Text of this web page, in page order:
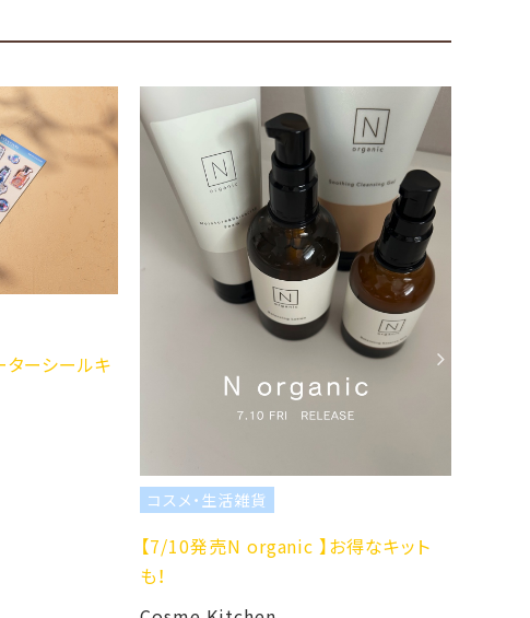
キ
コスメ・生活雑貨
【7/10発売N organic 】お得なキット
THE ORGANIC